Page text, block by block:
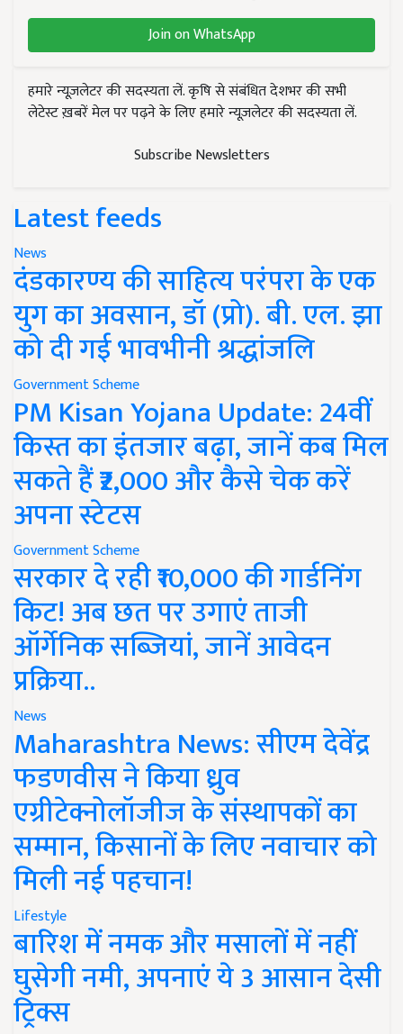
Join on WhatsApp
हमारे न्यूज़लेटर की सदस्यता लें. कृषि से संबंधित देशभर की सभी
लेटेस्ट ख़बरें मेल पर पढ़ने के लिए हमारे न्यूज़लेटर की सदस्यता लें.
Subscribe Newsletters
Latest feeds
News
दंडकारण्य की साहित्य परंपरा के एक
युग का अवसान, डॉ (प्रो). बी. एल. झा
को दी गई भावभीनी श्रद्धांजलि
Government Scheme
PM Kisan Yojana Update: 24वीं
किस्त का इंतजार बढ़ा, जानें कब मिल
सकते हैं ₹2,000 और कैसे चेक करें
अपना स्टेटस
Government Scheme
सरकार दे रही ₹10,000 की गार्डनिंग
किट! अब छत पर उगाएं ताजी
ऑर्गेनिक सब्जियां, जानें आवेदन
प्रक्रिया..
News
Maharashtra News: सीएम देवेंद्र
फडणवीस ने किया ध्रुव
एग्रीटेक्नोलॉजीज के संस्थापकों का
सम्मान, किसानों के लिए नवाचार को
मिली नई पहचान!
Lifestyle
बारिश में नमक और मसालों में नहीं
घुसेगी नमी, अपनाएं ये 3 आसान देसी
ट्रिक्स